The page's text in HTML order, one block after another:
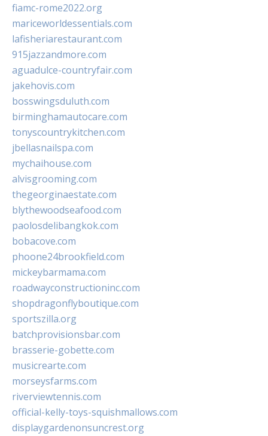
fiamc-rome2022.org
mariceworldessentials.com
lafisheriarestaurant.com
915jazzandmore.com
aguadulce-countryfair.com
jakehovis.com
bosswingsduluth.com
birminghamautocare.com
tonyscountrykitchen.com
jbellasnailspa.com
mychaihouse.com
alvisgrooming.com
thegeorginaestate.com
blythewoodseafood.com
paolosdelibangkok.com
bobacove.com
phoone24brookfield.com
mickeybarmama.com
roadwayconstructioninc.com
shopdragonflyboutique.com
sportszilla.org
batchprovisionsbar.com
brasserie-gobette.com
musicrearte.com
morseysfarms.com
riverviewtennis.com
official-kelly-toys-squishmallows.com
displaygardenonsuncrest.org